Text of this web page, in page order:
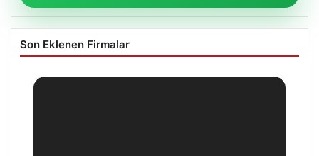
Son Eklenen Firmalar